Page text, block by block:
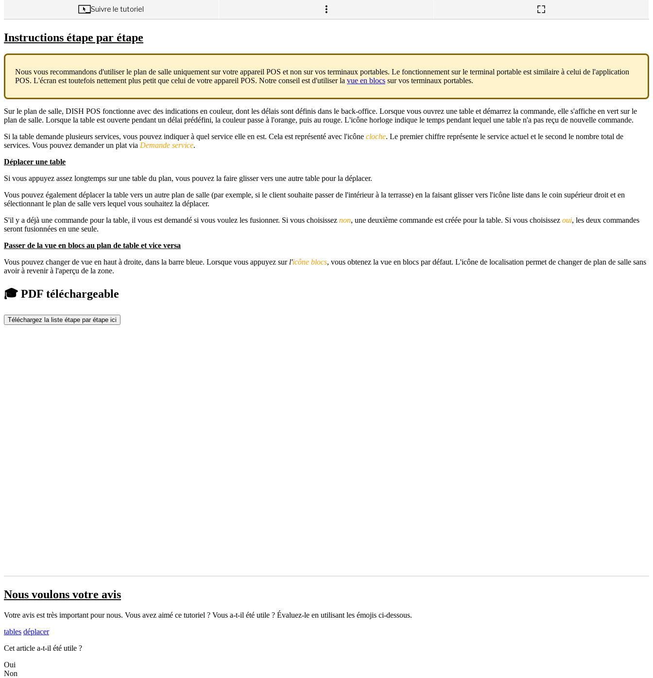
Instructions étape par étape
Nous vous recommandons d'utiliser le plan de salle uniquement sur votre appareil POS et non sur vos terminaux portables. Le fonctionnement sur le terminal portable est similaire à celui de l'application
POS. L'écran est toutefois nettement plus petit que celui de votre appareil POS. Notre conseil est d'utiliser la vue en blocs sur vos terminaux portables.
Sur le plan de salle, DISH POS fonctionne avec des indications en couleur, dont les délais sont définis dans le back-office. Lorsque vous ouvrez une table et démarrez la commande, elle s'affiche en vert sur le
plan de salle. Lorsque la table est ouverte pendant un délai prédéfini, la couleur passe à l'orange, puis au rouge. L'icône horloge indique le temps pendant lequel une table n'a pas reçu de nouvelle commande.
Si la table demande plusieurs services, vous pouvez indiquer à quel service elle en est. Cela est représenté avec l'icône cloche. Le premier chiffre représente le service actuel et le second le nombre total de
services. Vous pouvez demander un plat via Demande service.
Déplacer une table
Si vous appuyez assez longtemps sur une table du plan, vous pouvez la faire glisser vers une autre table pour la déplacer.
Vous pouvez également déplacer la table vers un autre plan de salle (par exemple, si le client souhaite passer de l'intérieur à la terrasse) en la faisant glisser vers l'icône liste dans le coin supérieur droit et en
sélectionnant le plan de salle vers lequel vous souhaitez la déplacer.
S'il y a déjà une commande pour la table, il vous est demandé si vous voulez les fusionner. Si vous choisissez non, une deuxième commande est créée pour la table. Si vous choisissez oui, les deux commandes
seront fusionnées en une seule.
Passer de la vue en blocs au plan de table et vice versa
Vous pouvez changer de vue en haut à droite, dans la barre bleue. Lorsque vous appuyez sur l'icône blocs, vous obtenez la vue en blocs par défaut. L'icône de localisation permet de changer de plan de salle sans
avoir à revenir à l'aperçu de la zone.
🎓 PDF téléchargeable
Téléchargez la liste étape par étape ici
Nous voulons votre avis
Votre avis est très important pour nous. Vous avez aimé ce tutoriel ? Vous a-t-il été utile ? Évaluez-le en utilisant les émojis ci-dessous.
tables déplacer
Cet article a-t-il été utile ?
Oui
Non